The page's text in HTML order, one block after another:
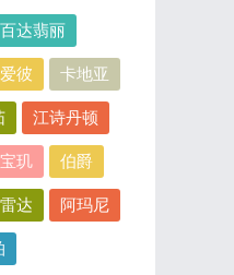
百达翡丽
爱彼 卡地亚
江诗丹顿
宝玑 伯爵
雷达 阿玛尼